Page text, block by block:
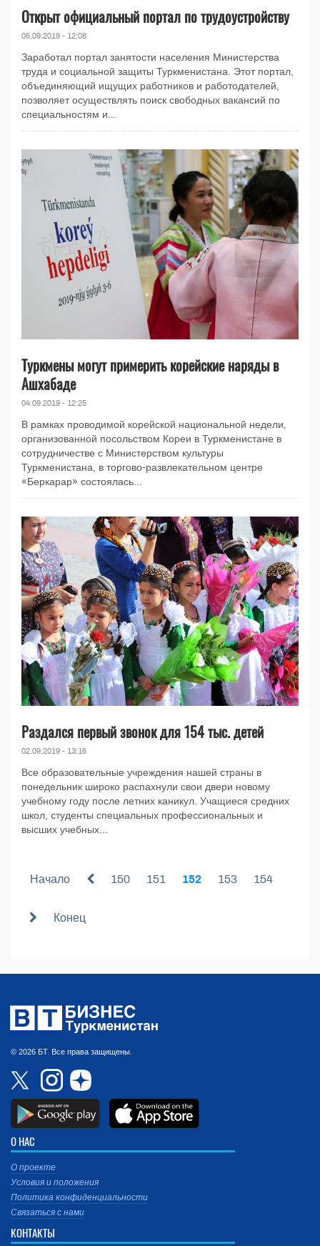
Открыт официальный портал по трудоустройству
06.09.2019 - 12:08
Заработал портал занятости населения Министерства
труда и социальной защиты Туркменистана. Этот портал,
объединяющий ищущих работников и работодателей,
позволяет осуществлять поиск свободных вакансий по
специальностям и...
Туркмены могут примерить корейские наряды в
Ашхабаде
04.09.2019 - 12:25
В рамках проводимой корейской национальной недели,
организованной посольством Кореи в Туркменистане в
сотрудничестве с Министерством культуры
Туркменистана, в торгово-развлекательном центре
«Беркарар» состоялась...
Раздался первый звонок для 154 тыс. детей
02.09.2019 - 13:16
Все образовательные учреждения нашей страны в
понедельник широко распахнули свои двери новому
учебному году после летних каникул. Учащиеся средних
школ, студенты специальных профессиональных и
высших учебных...
Начало 150 151 152 153 154
Конец
© 2026 БТ. Все права защищены.
О НАС
О проекте
Условия и положения
Политика конфиденциальности
Связаться с нами
КОНТАКТЫ